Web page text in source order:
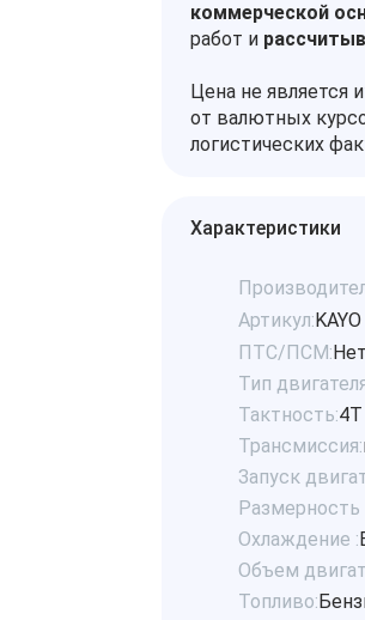
коммерческой
работ и
Цена не является
от валютных
логистических
Характеристики
Артикул:
ПТС/ПСМ:Нет
Тип
Тактность:4Т
Трансмиссия:
Запуск
Размерность
Охлаждение :
Объем
Топливо: